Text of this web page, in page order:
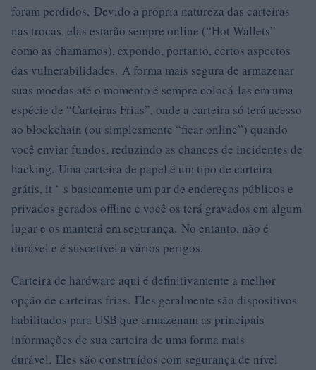
foram perdidos. Devido à própria natureza das carteiras
nas trocas, elas estarão sempre online (“Hot Wallets”
como as chamamos), expondo, portanto, certos aspectos
das vulnerabilidades. A forma mais segura de armazenar
suas moedas até o momento é sempre colocá-las em uma
espécie de “Carteiras Frias”, onde a carteira só terá acesso
ao blockchain (ou simplesmente “ficar online”) quando
você enviar fundos, reduzindo as chances de incidentes de
hacking. Uma carteira de papel é um tipo de carteira
grátis, it ‘ s basicamente um par de endereços públicos e
privados gerados offline e você os terá gravados em algum
lugar e os manterá em segurança. No entanto, não é
durável e é suscetível a vários perigos.
Carteira de hardware aqui é definitivamente a melhor
opção de carteiras frias. Eles geralmente são dispositivos
habilitados para USB que armazenam as principais
informações de sua carteira de uma forma mais
durável. Eles são construídos com segurança de nível